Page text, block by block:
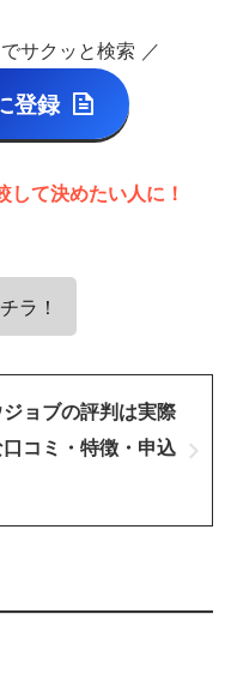
サクッと検索 ／
登録
て決めたい人に！
ラ！
ジョブの評判は実際
コミ・特徴・申込